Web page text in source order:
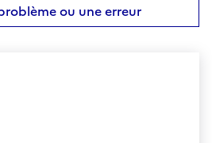
ou une erreur